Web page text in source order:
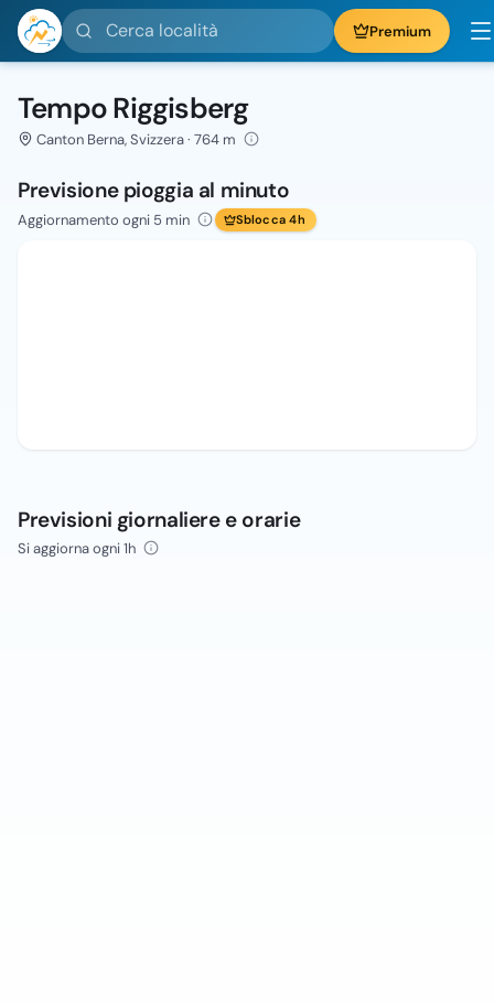
Cerca località Premium
Tempo Riggisberg
Canton Berna, Svizzera · 764 m
Previsione pioggia al minuto
Aggiornamento ogni 5 min Sblocca 4h
Previsioni giornaliere e orarie
Si aggiorna ogni 1h